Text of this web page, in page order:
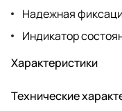
Надежная
Индикатор
Характеристики
Технические